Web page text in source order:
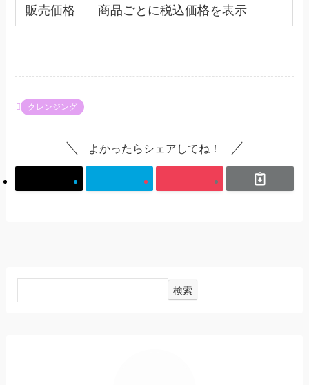
販売価格 商品ごとに税込価格を表示
クレンジング
よかったらシェアしてね！
検索